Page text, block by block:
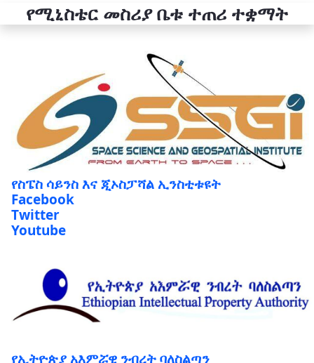
የሚኒስቴር መስሪያ ቤቱ ተጠሪ ተቋማት
የስፔስ ሳይንስ እና ጂኦስፓሻል ኢንስቲቱዩት
Facebook
Twitter
Youtube
የኢትዮጵያ አእምሯዊ ንብረት ባለስልጣን